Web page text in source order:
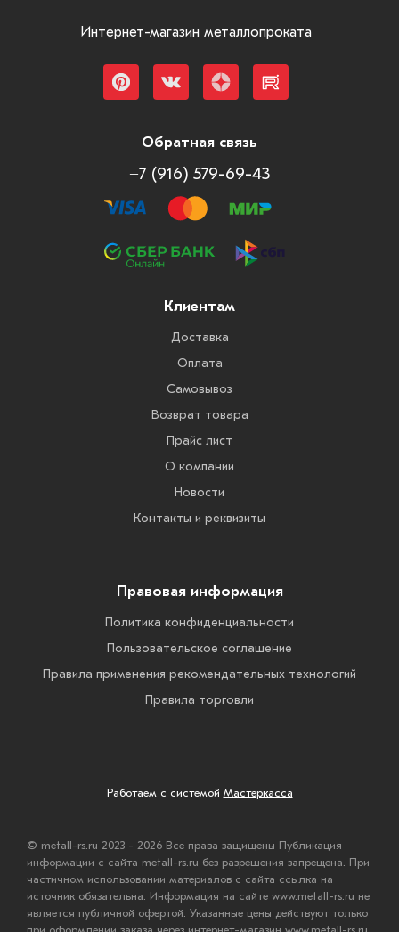
Интернет-магазин металлопроката
Обратная связь
+7 (916) 579-69-43
Клиентам
Доставка
Оплата
Самовывоз
Возврат товара
Прайс лист
О компании
Новости
Контакты и реквизиты
Правовая информация
Политика конфиденциальности
Пользовательское соглашение
Правила применения рекомендательных технологий
Правила торговли
Работаем с системой Мастеркасса
© metall-rs.ru 2023 - 2026 Все права защищены Публикация
информации с сайта metall-rs.ru без разрешения запрещена. При
частичном использовании материалов с сайта ссылка на
источник обязательна. Информация на сайте www.metall-rs.ru не
является публичной офертой. Указанные цены действуют только